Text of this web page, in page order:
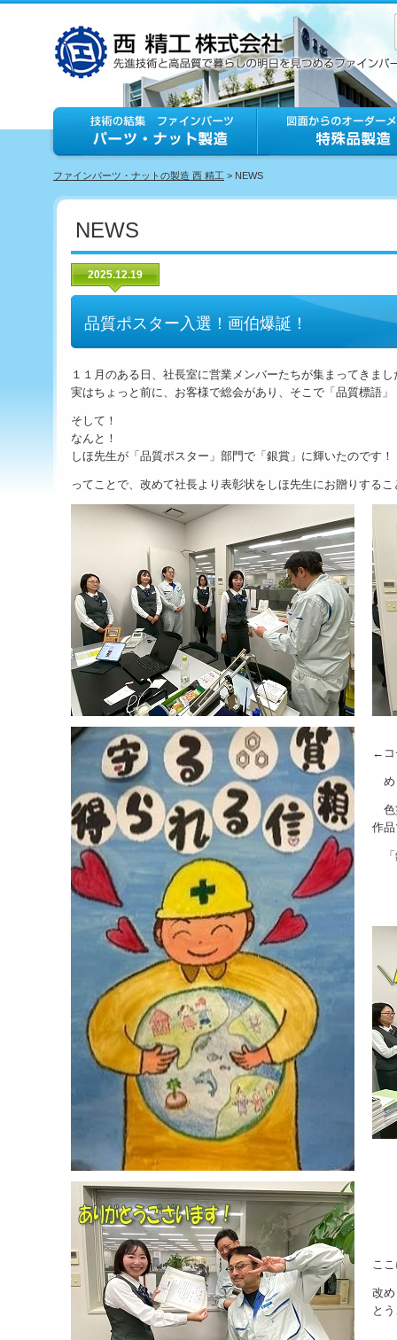
ファインパーツ・ナットの製造 西 精工 > NEWS
NEWS
2025.12.19
品質ポスター入選！画伯爆誕！
１１月のある日、社長室に営業メンバーたちが集まってきまし
実はちょっと前に、お客様で総会があり、そこで「品質標語
そして！
なんと！
しほ先生が「品質ポスター」部門で「銀賞」に輝いたのです！
ってことで、改めて社長より表彰状をしほ先生にお贈りする
←コ
め
色
作
「
こ
改
と